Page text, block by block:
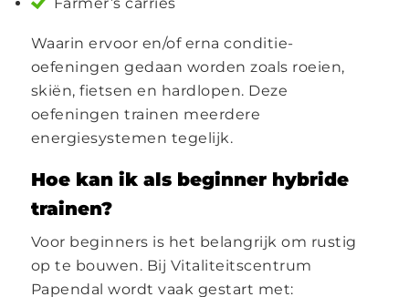
Waarin ervoor en/of erna conditie-
oefeningen gedaan worden zoals roeien,
skiën, fietsen en hardlopen. Deze
oefeningen trainen meerdere
energiesystemen tegelijk.
Hoe kan ik als beginner hybride
trainen?
Voor beginners is het belangrijk om rustig
op te bouwen. Bij Vitaliteitscentrum
Papendal wordt vaak gestart met: